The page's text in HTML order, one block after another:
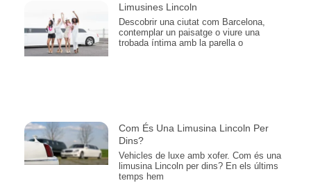
Limusines Lincoln
Descobrir una ciutat com Barcelona,
contemplar un paisatge o viure una
trobada íntima amb la parella o
Com És Una Limusina Lincoln Per
Dins?
Vehicles de luxe amb xofer. Com és una
limusina Lincoln per dins? En els últims
temps hem